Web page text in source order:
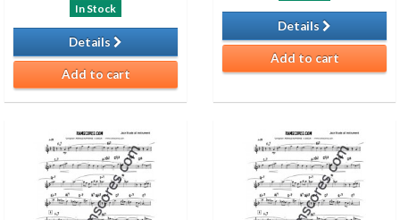
In Stock
Details
Add to cart
Details
Add to cart